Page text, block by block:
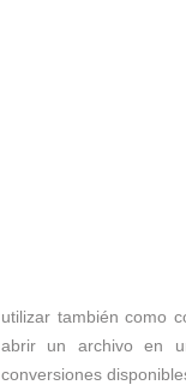
utilizar también como
abrir un archivo en
conversiones